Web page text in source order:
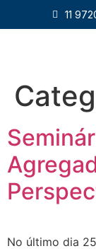
11
No último dia